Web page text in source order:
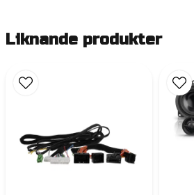
Liknande produkter